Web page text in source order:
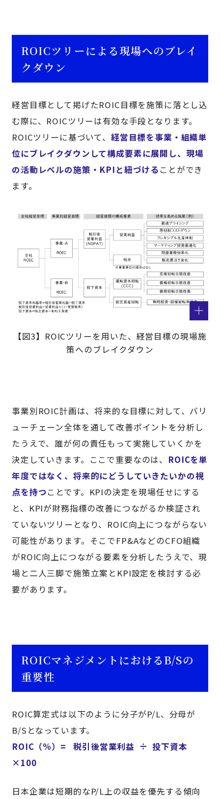
ROICツリーによる現場へのブレイ
クダウン
経営目標として掲げたROIC目標を施策に落とし込
む際に、ROICツリーは有効な手段となります。
ROICツリーに基づいて、 経営目標を事業・組織単
位にブレイクダウンして構成要素に展開し、現場
の活動レベルの施策・KPIと紐づける ことができ
ます。
【図3】ROICツリーを用いた、経営目標の現場施
策へのブレイクダウン
事業別ROIC計画は、将来的な目標に対して、バリ
ューチェーン全体を通して改善ポイントを分析し
たうえで、誰が何の責任もって実施していくかを
決定していきます。ここで重要なのは、 ROICを単
年度ではなく、将来的にどうしていきたいかの視
点を持つことです。KPIの決定を現場任せにする
と、KPIが財務指標の改善につながるか検証され
ていないツリーとなり、ROIC向上につながらない
可能性があります。そこでFP&AなどのCFO組織
がROIC向上につながる要素を分析したうえで、現
場と二人三脚で施策立案とKPI設定を検討する必
要があります。
ROICマネジメントにおけるB/Sの
重要性
ROIC算定式は以下のように分子がP/L、分母が
B/Sとなっています。
ROIC（%）= 税引後営業利益 ÷ 投下資本
×100
日本企業は短期的なP/L上の収益を優先する傾向